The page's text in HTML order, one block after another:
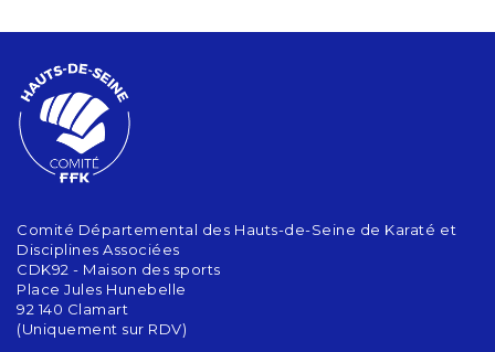
Comité Départemental des Hauts-de-Seine de Karaté et
Disciplines Associées
CDK92 - Maison des sports
Place Jules Hunebelle
92 140 Clamart
(Uniquement sur RDV)